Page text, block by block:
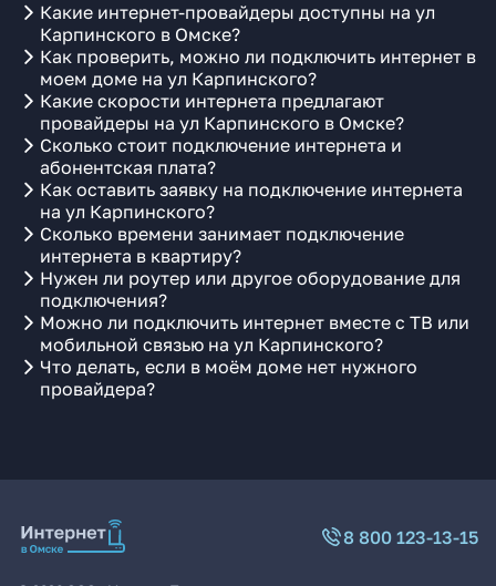
Какие интернет-провайдеры доступны на ул
Карпинского в Омске?
Как проверить, можно ли подключить интернет в
моем доме на ул Карпинского?
Какие скорости интернета предлагают
провайдеры на ул Карпинского в Омске?
Сколько стоит подключение интернета и
абонентская плата?
Как оставить заявку на подключение интернета
на ул Карпинского?
Сколько времени занимает подключение
интернета в квартиру?
Нужен ли роутер или другое оборудование для
подключения?
Можно ли подключить интернет вместе с ТВ или
мобильной связью на ул Карпинского?
Что делать, если в моём доме нет нужного
провайдера?
8 800 123-13-15